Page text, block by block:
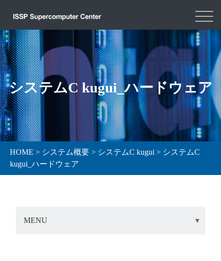
システムC kugui_ハードウェア
HOME > システム概要 > システムC kugui > システムC
kugui_ハードウェア
MENU